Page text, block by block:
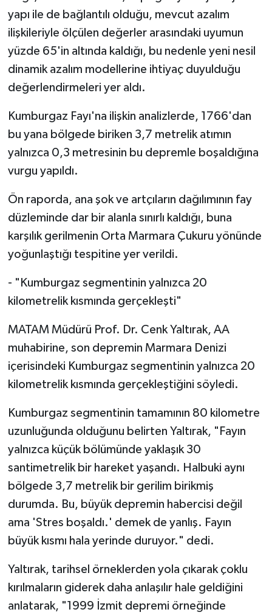
yapı ile de bağlantılı olduğu, mevcut azalım
ilişkileriyle ölçülen değerler arasındaki uyumun
yüzde 65'in altında kaldığı, bu nedenle yeni nesil
dinamik azalım modellerine ihtiyaç duyulduğu
değerlendirmeleri yer aldı.
Kumburgaz Fayı'na ilişkin analizlerde, 1766'dan
bu yana bölgede biriken 3,7 metrelik atımın
yalnızca 0,3 metresinin bu depremle boşaldığına
vurgu yapıldı.
Ön raporda, ana şok ve artçıların dağılımının fay
düzleminde dar bir alanla sınırlı kaldığı, buna
karşılık gerilmenin Orta Marmara Çukuru yönünde
yoğunlaştığı tespitine yer verildi.
- "Kumburgaz segmentinin yalnızca 20
kilometrelik kısmında gerçekleşti"
MATAM Müdürü Prof. Dr. Cenk Yaltırak, AA
muhabirine, son depremin Marmara Denizi
içerisindeki Kumburgaz segmentinin yalnızca 20
kilometrelik kısmında gerçekleştiğini söyledi.
Kumburgaz segmentinin tamamının 80 kilometre
uzunluğunda olduğunu belirten Yaltırak, "Fayın
yalnızca küçük bölümünde yaklaşık 30
santimetrelik bir hareket yaşandı. Halbuki aynı
bölgede 3,7 metrelik bir gerilim birikmiş
durumda. Bu, büyük depremin habercisi değil
ama 'Stres boşaldı.' demek de yanlış. Fayın
büyük kısmı hala yerinde duruyor." dedi.
Yaltırak, tarihsel örneklerden yola çıkarak çoklu
kırılmaların giderek daha anlaşılır hale geldiğini
anlatarak, "1999 İzmit depremi örneğinde
Konya Müftülüğü
Kütahya Müftülüğü
Malatya Müftülüğü
Manisa Müftülüğü
Mardin Müftülüğü
Mersin Müftülüğü
Muş Müftülüğü
Niğde Müftülüğü
Ordu Müftülüğü
Osmaniye Müftülüğü
Sakarya Müftülüğü
Samsun Müftülüğü
Siirt Müftülüğü
Sinop Müftülüğü
Şanlıurfa Müftülüğü